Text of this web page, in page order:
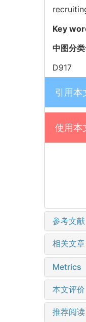
Key
中图分
D917
引用本
使用本
参考文献
相关文章
Metrics
本文评价
推荐阅读